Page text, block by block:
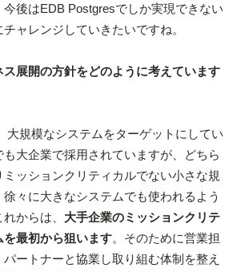
後はEDB Postgresでしか実現できない
ャレンジしていきたいですね。
展開の方針をどのように考えています
大規模なシステムをターゲットにしてい
も大企業で採用されていますが、どちら
ッションクリティカルでない小さな規
々に大きなシステムでも使われるよう
からは、 大手企業のミッションクリテ
を最初から狙います。そのために営業担
ートナーと協業し取り組む体制を整え